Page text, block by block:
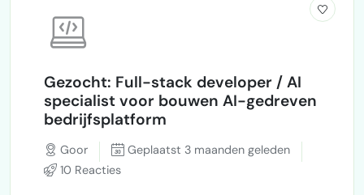
Gezocht: Full-stack developer / AI
specialist voor bouwen AI-gedreven
bedrijfsplatform
Goor
Geplaatst 3 maanden geleden
10 Reacties